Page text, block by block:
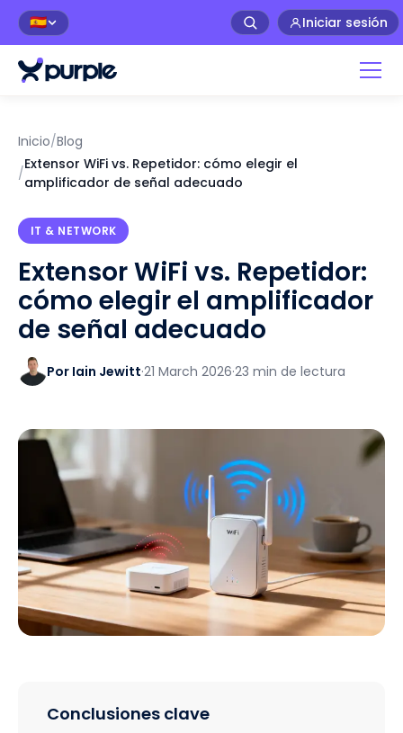
🇪🇸 Iniciar sesión
Inicio/Blog
/
Extensor WiFi vs. Repetidor: cómo elegir el
amplificador de señal adecuado
IT & NETWORK
Extensor WiFi vs. Repetidor:
cómo elegir el amplificador
de señal adecuado
Por Iain Jewitt·21 March 2026·23 min de lectura
Conclusiones clave